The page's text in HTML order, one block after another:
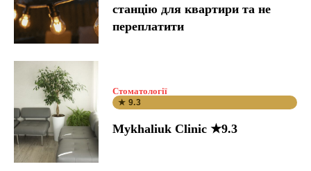
станцію для квартири та не
переплатити
Стоматології
★ 9.3
Mykhaliuk Clinic ★9.3